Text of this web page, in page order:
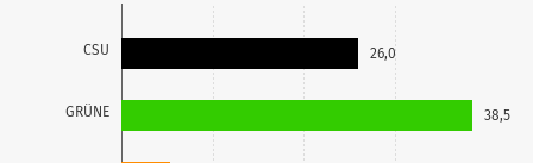
CSU
GRÜNE
26,0
38,5